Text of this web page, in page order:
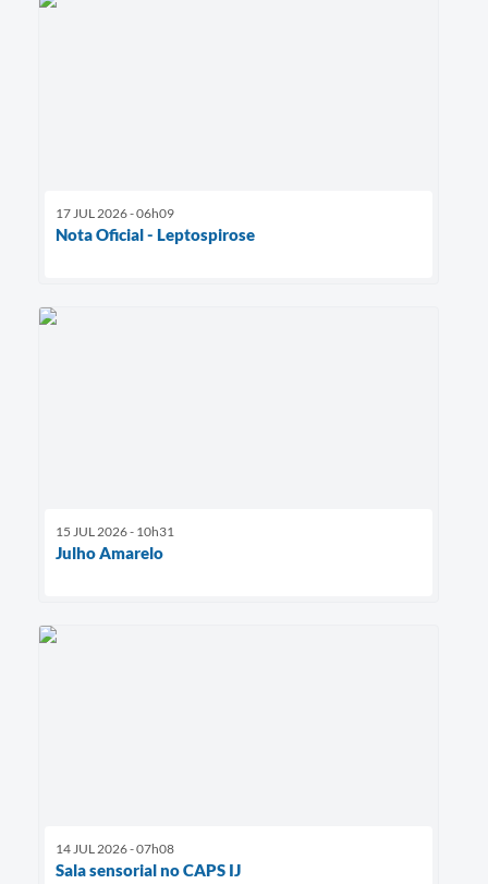
17 JUL 2026 - 06h09
Nota Oficial - Leptospirose
15 JUL 2026 - 10h31
Julho Amarelo
14 JUL 2026 - 07h08
Sala sensorial no CAPS IJ